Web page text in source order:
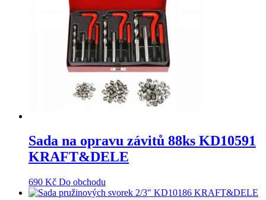
Sada na opravu závitů 88ks KD10591
KRAFT&DELE
690 Kč Do obchodu